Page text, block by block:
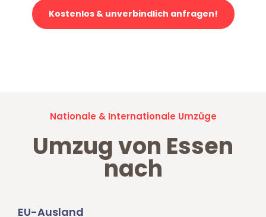
Kostenlos & unverbindlich anfragen!
Nationale & Internationale Umzüge
Umzug von Essen
nach
EU-Ausland